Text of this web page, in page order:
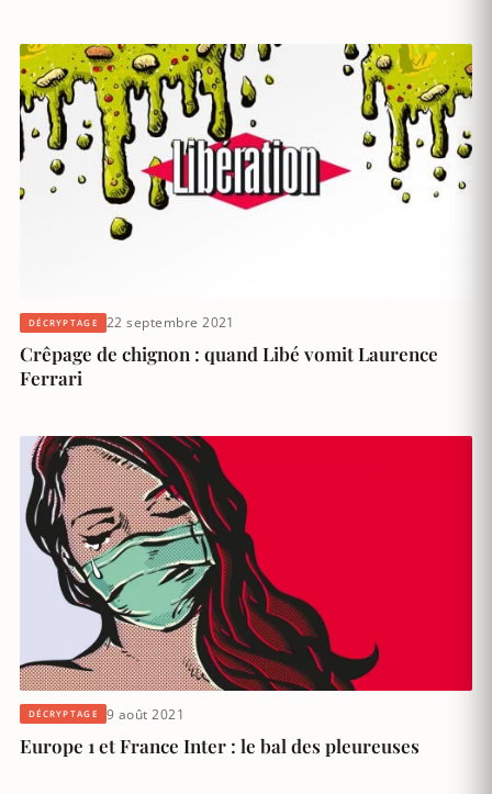
DÉCRYPTAGE 22 septembre 2021
Crêpage de chignon : quand Libé vomit Laurence
Ferrari
DÉCRYPTAGE 9 août 2021
Europe 1 et France Inter : le bal des pleureuses